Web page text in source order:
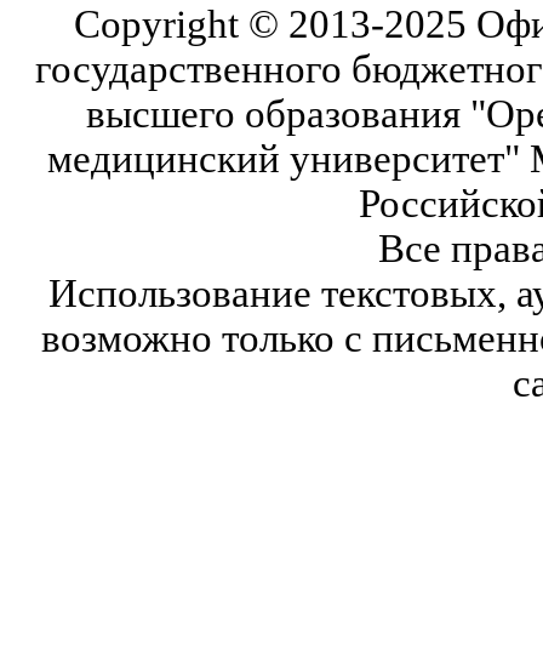
Copyright © 2013-2025
государственного
высшего образования
медицинский университет"
Все
Использование текстовых,
возможно только с